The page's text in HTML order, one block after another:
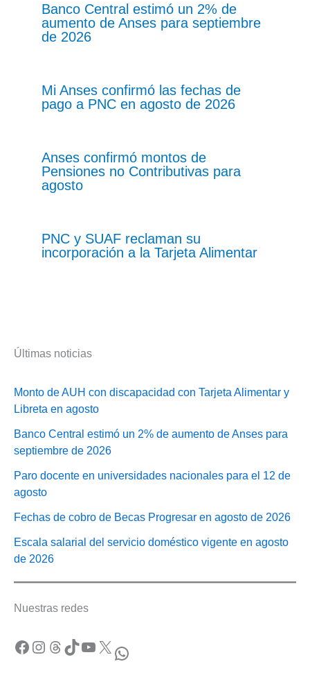
Banco Central estimó un 2% de
aumento de Anses para septiembre
de 2026
Mi Anses confirmó las fechas de
pago a PNC en agosto de 2026
Anses confirmó montos de
Pensiones no Contributivas para
agosto
PNC y SUAF reclaman su
incorporación a la Tarjeta Alimentar
Últimas noticias
Monto de AUH con discapacidad con Tarjeta Alimentar y
Libreta en agosto
Banco Central estimó un 2% de aumento de Anses para
septiembre de 2026
Paro docente en universidades nacionales para el 12 de
agosto
Fechas de cobro de Becas Progresar en agosto de 2026
Escala salarial del servicio doméstico vigente en agosto
de 2026
Nuestras redes
Facebook Instagram Threads TikTok YouTube X WhatsApp